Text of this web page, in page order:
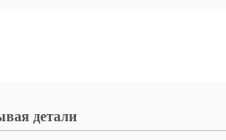
детали